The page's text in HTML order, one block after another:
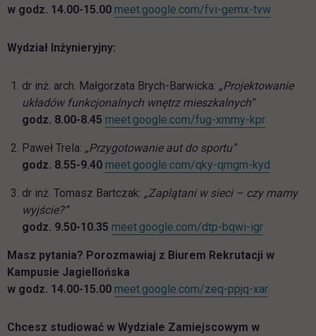
w godz. 14.00-15.00 meet.google.com/fvi-gemx-tvwlink
Wydział Inżynieryjny:
dr inż. arch. Małgorzata Brych-Barwicka: „Projektowanie
układów funkcjonalnych wnętrz mieszkalnych”
godz. 8.00-8.45 meet.google.com/fug-xmmy-kprlink
Paweł Trela: „Przygotowanie aut do sportu”
godz. 8.55-9.40 meet.google.com/qky-qmgm-kyd
dr inż. Tomasz Bartczak: „Zaplątani w sieci – czy mamy
wyjście?”
godz. 9.50-10.35 meet.google.com/dtp-bqwi-igrlink
Masz pytania? Porozmawiaj z Biurem Rekrutacji w
Kampusie Jagiellońska
w godz. 14.00-15.00 meet.google.com/zeq-ppjq-xarlink
Chcesz studiować w Wydziale Zamiejscowym w